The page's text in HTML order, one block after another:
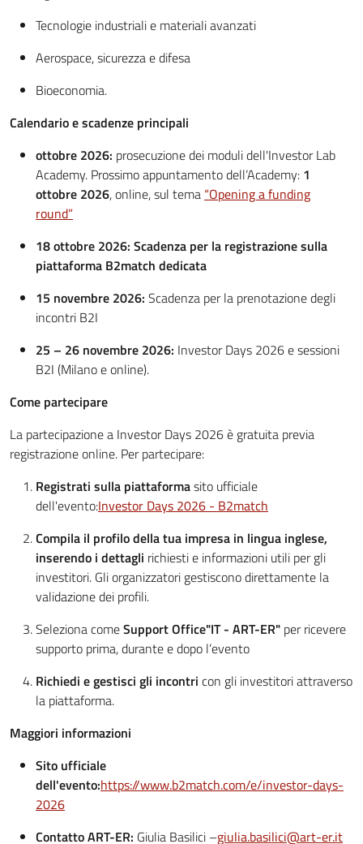
Tecnologie industriali e materiali avanzati
Aerospace, sicurezza e difesa
Bioeconomia.
Calendario e scadenze principali
ottobre 2026: prosecuzione dei moduli dell'Investor Lab
Academy. Prossimo appuntamento dell’Academy: 1
ottobre 2026, online, sul tema “Opening a funding
round”
18 ottobre 2026: Scadenza per la registrazione sulla
piattaforma B2match dedicata
15 novembre 2026: Scadenza per la prenotazione degli
incontri B2I
25 – 26 novembre 2026: Investor Days 2026 e sessioni
B2I (Milano e online).
Come partecipare
La partecipazione a Investor Days 2026 è gratuita previa
registrazione online. Per partecipare:
Registrati sulla piattaformasito ufficiale
dell'evento:Investor Days 2026 - B2match
Compila il profilo della tua impresa in lingua inglese,
inserendo i dettagli richiesti e informazioni utili per gli
investitori. Gli organizzatori gestiscono direttamente la
validazione dei profili.
Seleziona comeSupport Office"IT - ART-ER" per ricevere
supporto prima, durante e dopo l’evento
Richiedi e gestisci gli incontri con gli investitori attraverso
la piattaforma.
Maggiori informazioni
Sito ufficiale
dell'evento:https://www.b2match.com/e/investor-days-
2026
Contatto ART-ER: Giulia Basilici –giulia.basilici@art-er.it